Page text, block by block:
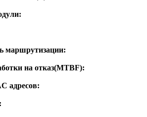
маршрутизации:
на отказ(MTBF):
адресов: